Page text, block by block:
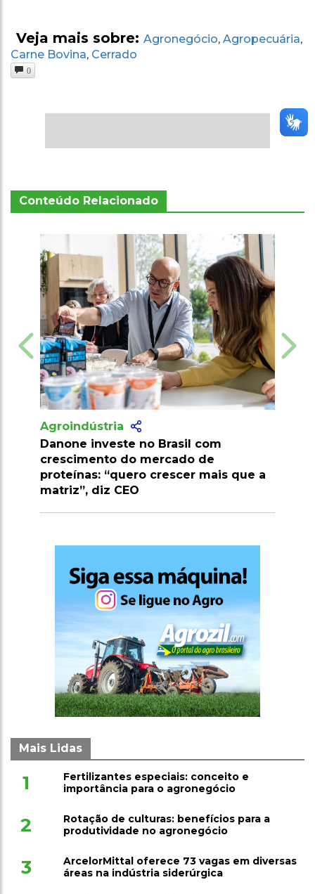
Veja mais sobre: Agronegócio, Agropecuária,
Carne Bovina, Cerrado
0
Conteúdo Relacionado
com
de
mais que a
Agroindústria
Pesquisa desenvolve palma
resistente a pragas e amplia
econômico
Mais Lidas
1
Fertilizantes especiais: conceito e
importância para o agronegócio
2
Rotação de culturas: benefícios para a
produtividade no agronegócio
3
ArcelorMittal oferece 73 vagas em diversas
áreas na indústria siderúrgica